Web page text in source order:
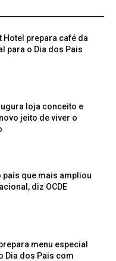
Hotel prepara café da
para o Dia dos Pais
loja conceito e
jeito de viver o
país que mais ampliou
diz OCDE
menu especial
Dia dos Pais com